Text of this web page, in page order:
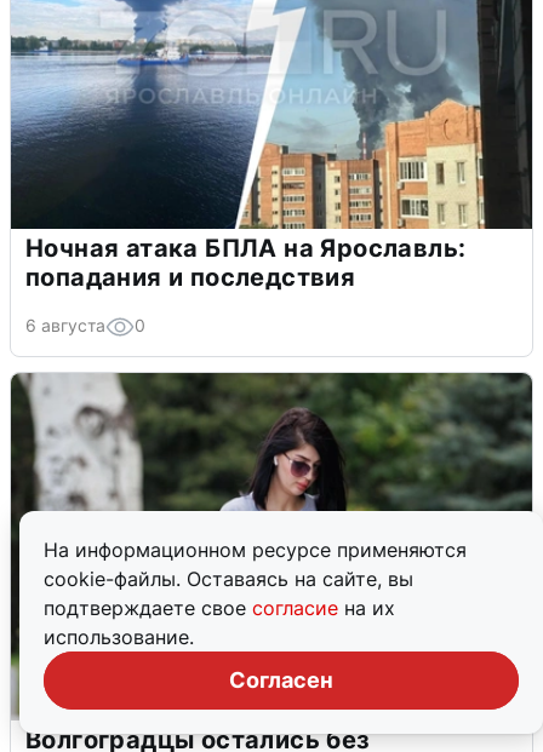
На информационном ресурсе применяются
cookie-файлы. Оставаясь на сайте, вы
подтверждаете свое согласие на их
использование.
Согласен
Ночная атака БПЛА на Ярославль:
попадания и последствия
6 августа 0
Волгоградцы остались без